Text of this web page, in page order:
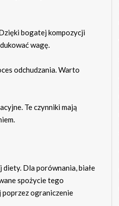
bogatej kompozycji
wagę.
odchudzania. Warto
Te czynniki mają
Dla porównania, białe
spożycie tego
poprzez ograniczenie